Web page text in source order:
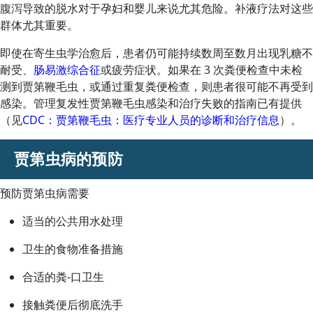
腹泻导致的脱水对于孕妇和婴儿来说尤其危险。补液疗法对这些
群体尤其重要。
即使在寄生虫学治愈后，患者仍可能持续数周至数月出现乳糖不
耐受、 肠易激综合征或疲劳症状。如果在 3 次粪便检查中未检
测到贾第鞭毛虫，或通过重复粪便检查，则患者很可能不再受到
感染。管理复发性贾第鞭毛虫感染和治疗失败的指南已有提供
（见CDC：贾第鞭毛虫：医疗专业人员的诊断和治疗信息）。
贾第虫病的预防
预防贾第虫病需要
适当的公共用水处理
卫生的食物准备措施
合适的粪-口卫生
接触粪便后彻底洗手